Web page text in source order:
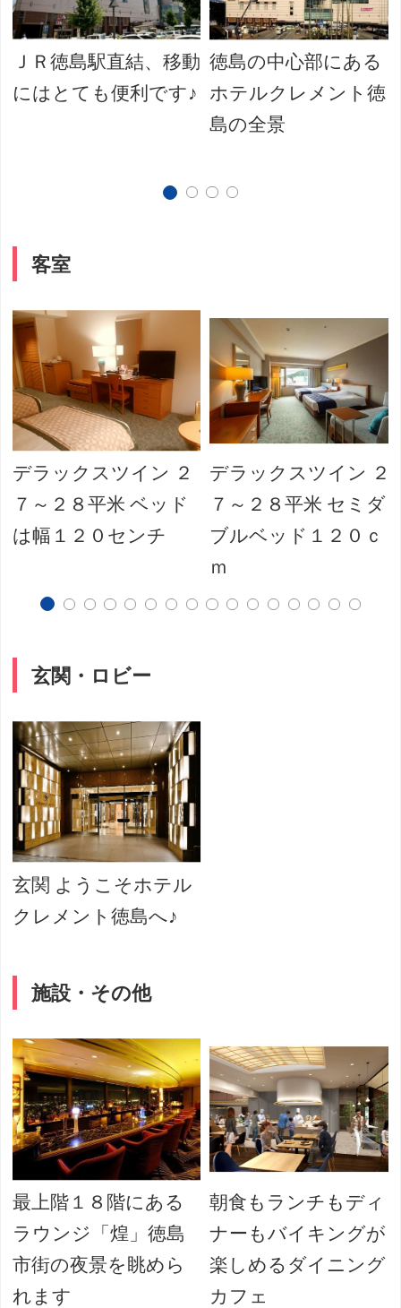
ＪＲ徳島駅直結、移動
にはとても便利です♪
徳島の中心部にある
ホテルクレメント徳
島の全景
客室
デラックスツイン ２
７～２８平米 ベッド
は幅１２０センチ
デラックスツイン ２
７～２８平米 セミダ
ブルベッド１２０ｃ
ｍ
玄関・ロビー
玄関 ようこそホテル
クレメント徳島へ♪
施設・その他
最上階１８階にある
ラウンジ「煌」徳島
市街の夜景を眺めら
れます
朝食もランチもディ
ナーもバイキングが
楽しめるダイニング
カフェ